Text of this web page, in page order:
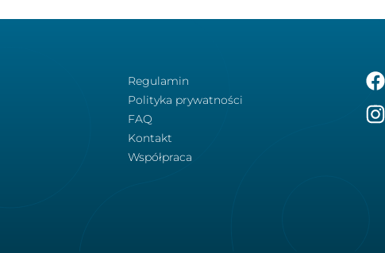
Regulamin
Polityka prywatności
FAQ
Kontakt
Współpraca